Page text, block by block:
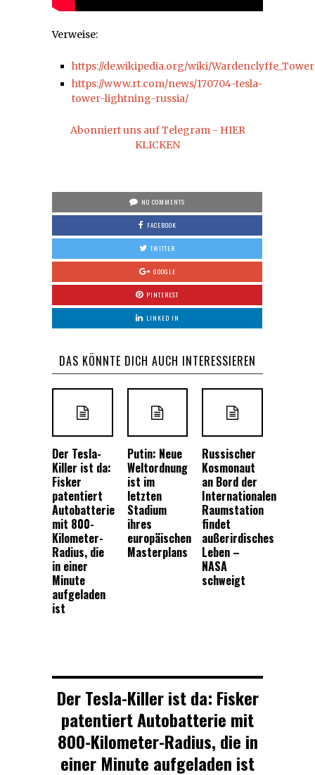
Verweise:
https://de.wikipedia.org/wiki/Wardenclyffe_Tower
https://www.rt.com/news/170704-tesla-
tower-lightning-russia/
Abonniert uns auf Telegram - HIER
KLICKEN
NO COMMENTS
FACEBOOK
TWITTER
GOOGLE
PINTEREST
LINKED IN
DAS KÖNNTE DICH AUCH INTERESSIEREN
Der Tesla-
Killer ist da:
Fisker
patentiert
Autobatterie
mit 800-
Kilometer-
Radius, die
in einer
Minute
aufgeladen
ist
Putin: Neue
Weltordnung
ist im
letzten
Stadium
ihres
europäischen
Masterplans
Russischer
Kosmonaut
an Bord der
Internationalen
Raumstation
findet
außerirdisches
Leben –
NASA
schweigt
Der Tesla-Killer ist da: Fisker
patentiert Autobatterie mit
800-Kilometer-Radius, die in
einer Minute aufgeladen ist